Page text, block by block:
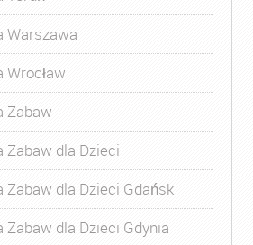
Warszawa
Zabaw
dla Dzieci
dla Dzieci Gdańsk
dla Dzieci Gdynia